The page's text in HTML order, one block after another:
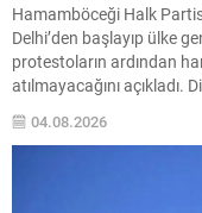
Hamamböceği Halk
Delhi’den başlayıp ülke
protestoların ardından
atılmayacağını
Pradhan’ın istifasıyla
için çözüm olmadığını
Sambhajinagar’daki
04.08.2026